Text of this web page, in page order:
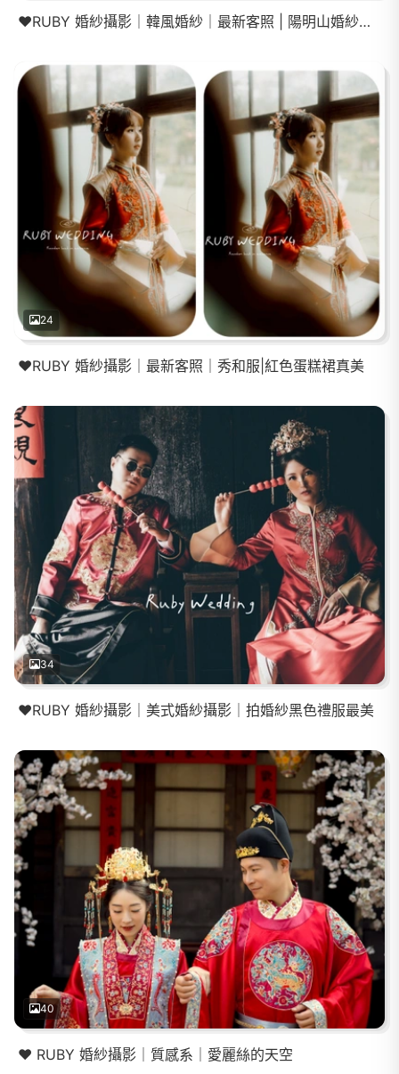
❤️RUBY 婚紗攝影｜韓風婚紗｜最新客照 | 陽明山婚紗｜韓風婚紗
24
❤️RUBY 婚紗攝影｜最新客照｜秀和服|紅色蛋糕裙真美
34
❤️RUBY 婚紗攝影｜美式婚紗攝影｜拍婚紗黑色禮服最美
40
❤️ RUBY 婚紗攝影｜質感系｜愛麗絲的天空